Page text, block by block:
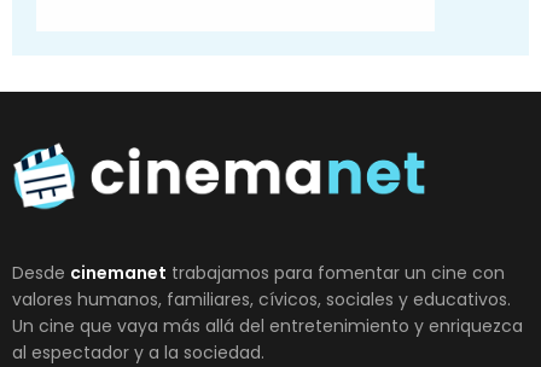
Desde cinemanet trabajamos para fomentar un cine con
valores humanos, familiares, cívicos, sociales y educativos.
Un cine que vaya más allá del entretenimiento y enriquezca
al espectador y a la sociedad.